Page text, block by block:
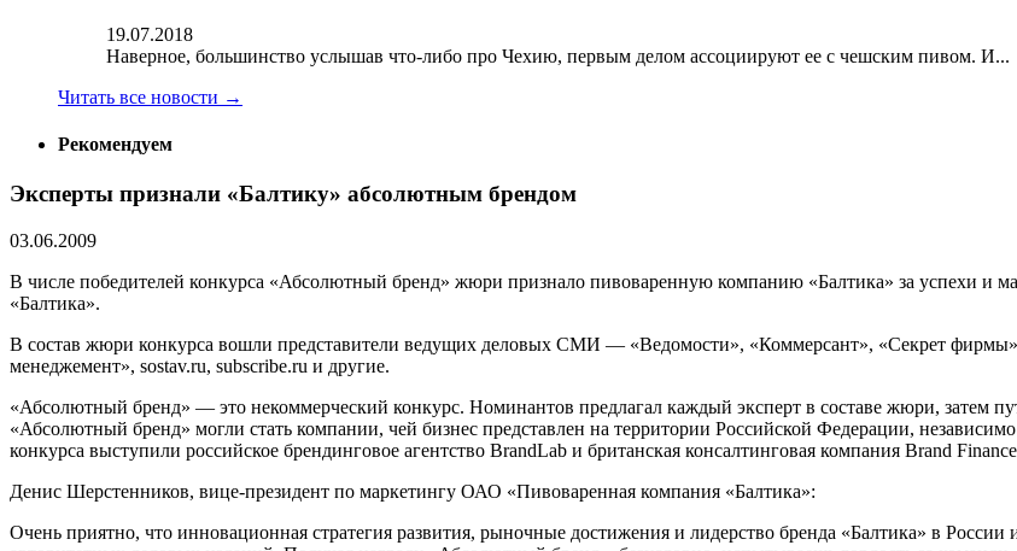
19.07.2018
Наверное, большинство услышав что-либо про Чехию, первым делом ассоциируют ее с чешским пивом. И...
Читать все новости →
Рекомендуем
Эксперты признали «Балтику» абсолютным брендом
03.06.2009
В числе победителей конкурса «Абсолютный бренд» жюри признало пивоваренную компанию «Балтика» за успехи и
«Балтика».
В состав жюри конкурса вошли представители ведущих деловых СМИ — «Ведомости», «Коммерсант», «Секрет
менеджемент», sostav.ru, subscribe.ru и другие.
«Абсолютный бренд» — это некоммерческий конкурс. Номинантов предлагал каждый эксперт в составе жюри, затем
«Абсолютный бренд» могли стать компании, чей бизнес представлен на территории Российской Федерации,
конкурса выступили российское брендинговое агентство BrandLab и британская консалтинговая компания Brand
Денис Шерстенников, вице-президент по маркетингу ОАО «Пивоваренная компания «Балтика»:
Очень приятно, что инновационная стратегия развития, рыночные достижения и лидерство бренда «Балтика» в